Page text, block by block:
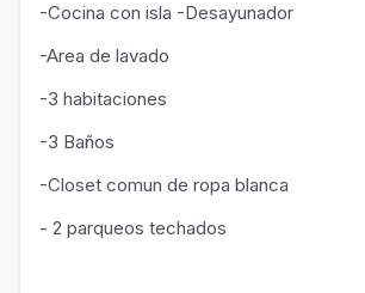
-Cocina con isla -Desayunador
-Area de lavado
-3 habitaciones
-3 Baños
-Closet comun de ropa blanca
- 2 parqueos techados